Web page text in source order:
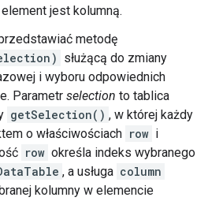
jest kolumną.
metodę
służącą do zmiany
i wyboru odpowiednich
Parametr selection to tablica
getSelection() , w której każdy
o właściwościach row i
row określa indeks wybranego
, a usługa column
kolumny w elemencie